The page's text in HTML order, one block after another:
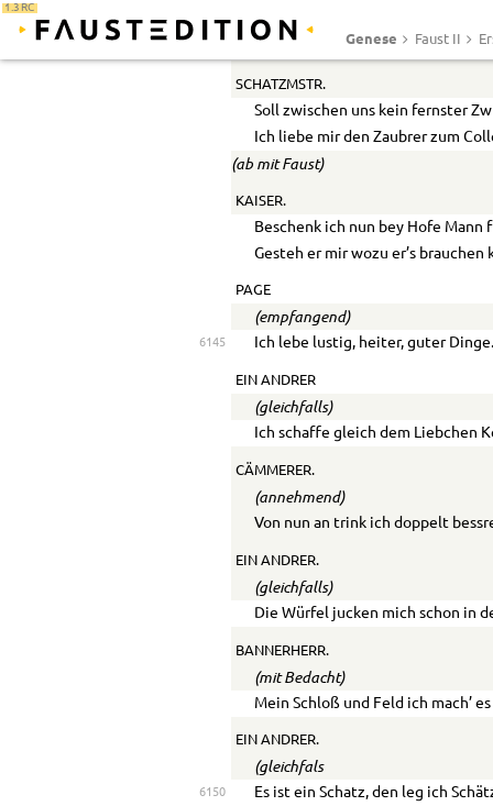
1.3 RC
Genese Faust II
Wo mit der obern- sich die
In Einigkeit beglückt,
SCHATZMSTR.
Soll zwischen uns kein fernster
Ich liebe mir den Zaubrer zum
(ab mit Faust)
KAISER.
Beschenk ich nun bey Hofe Mann
Gesteh er mir wozu er’s brauchen
PAGE
(empfangend)
6145 Ich lebe lustig, heiter, guter
EIN ANDRER
(gleichfalls)
Ich schaffe gleich dem Liebchen
CÄMMERER.
(annehmend)
Von nun an trink ich doppelt
EIN ANDRER.
(gleichfalls)
Die Würfel jucken mich schon in
BANNERHERR.
(mit Bedacht)
Mein Schloß und Feld ich mach’
EIN ANDRER.
(gleichfals
6150 Es ist ein Schatz, den leg ich